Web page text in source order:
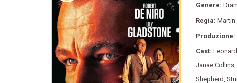
Genere:
Regia:Martin
Produzione:
Cast:
Janae Collins,
Shepherd,